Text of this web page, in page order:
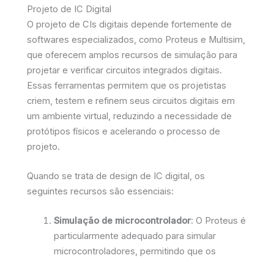
Projeto de IC Digital
O projeto de CIs digitais depende fortemente de
softwares especializados, como Proteus e Multisim,
que oferecem amplos recursos de simulação para
projetar e verificar circuitos integrados digitais.
Essas ferramentas permitem que os projetistas
criem, testem e refinem seus circuitos digitais em
um ambiente virtual, reduzindo a necessidade de
protótipos físicos e acelerando o processo de
projeto.
Quando se trata de design de IC digital, os
seguintes recursos são essenciais:
Simulação de microcontrolador: O Proteus é
particularmente adequado para simular
microcontroladores, permitindo que os